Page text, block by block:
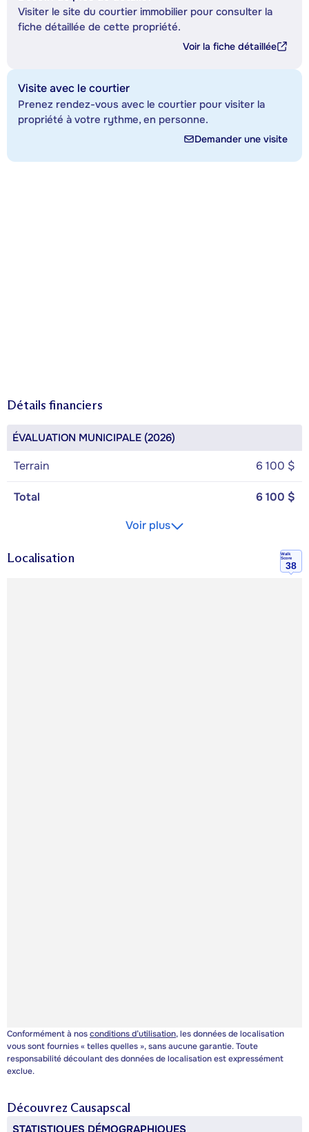
Visiter le site du courtier immobilier pour consulter la
fiche détaillée de cette propriété.
Voir la fiche détaillée
Visite avec le courtier
Prenez rendez-vous avec le courtier pour visiter la
propriété à votre rythme, en personne.
Demander une visite
Détails financiers
ÉVALUATION MUNICIPALE (2026)
Terrain 6 100 $
Total
6 100 $
Voir plus
Localisation
Walk
Score
38
Conformément à nosconditions d’utilisation, les données de localisation
vous sont fournies « telles quelles », sans aucune garantie. Toute
responsabilité découlant des données de localisation est expressément
exclue.
Découvrez Causapscal